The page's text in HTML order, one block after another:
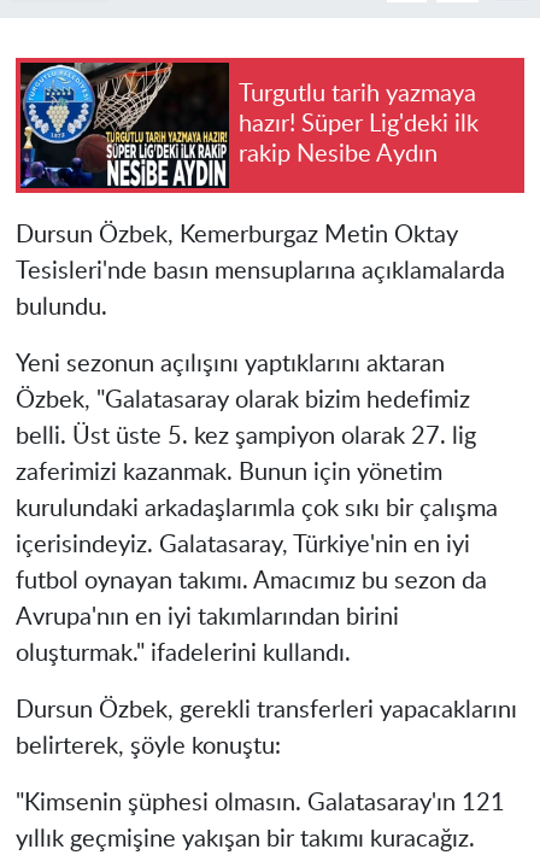
Turgutlu tarih yazmaya
hazır! Süper Lig'deki ilk
rakip Nesibe Aydın
Dursun Özbek, Kemerburgaz Metin Oktay
Tesisleri'nde basın mensuplarına açıklamalarda
bulundu.
Yeni sezonun açılışını yaptıklarını aktaran
Özbek, "Galatasaray olarak bizim hedefimiz
belli. Üst üste 5. kez şampiyon olarak 27. lig
zaferimizi kazanmak. Bunun için yönetim
kurulundaki arkadaşlarımla çok sıkı bir çalışma
içerisindeyiz. Galatasaray, Türkiye'nin en iyi
futbol oynayan takımı. Amacımız bu sezon da
Avrupa'nın en iyi takımlarından birini
oluşturmak." ifadelerini kullandı.
Dursun Özbek, gerekli transferleri yapacaklarını
belirterek, şöyle konuştu:
"Kimsenin şüphesi olmasın. Galatasaray'ın 121
yıllık geçmişine yakışan bir takımı kuracağız.